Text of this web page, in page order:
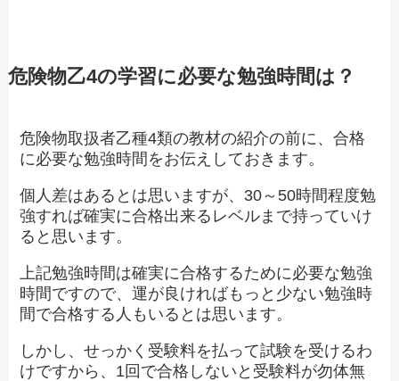
危険物乙4の学習に必要な勉強時間は？
危険物取扱者乙種4類の教材の紹介の前に、合格
に必要な勉強時間をお伝えしておきます。
個人差はあるとは思いますが、30～50時間程度勉
強すれば確実に合格出来るレベルまで持っていけ
ると思います。
上記勉強時間は確実に合格するために必要な勉強
時間ですので、運が良ければもっと少ない勉強時
間で合格する人もいるとは思います。
しかし、せっかく受験料を払って試験を受けるわ
けですから、1回で合格しないと受験料が勿体無